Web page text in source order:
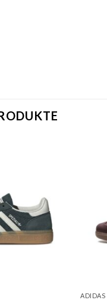
ADIDAS